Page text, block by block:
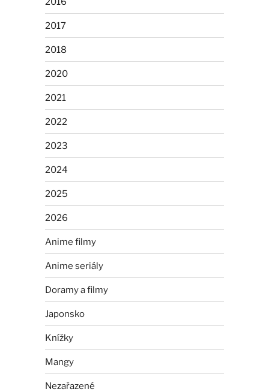
2017
2018
2020
2021
2022
2023
2024
2025
2026
Anime filmy
Anime seriály
Doramy a filmy
Japonsko
Knížky
Mangy
Nezařazené